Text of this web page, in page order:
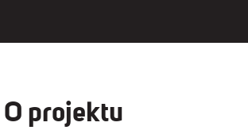
O projektu